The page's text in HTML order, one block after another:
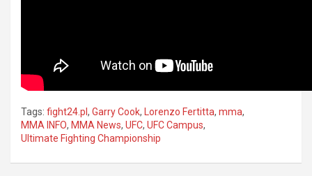
Tags: fight24.pl , Garry Cook, Lorenzo Fertitta, mma,
MMA INFO, MMA News, UFC, UFC Campus,
Ultimate Fighting Championship